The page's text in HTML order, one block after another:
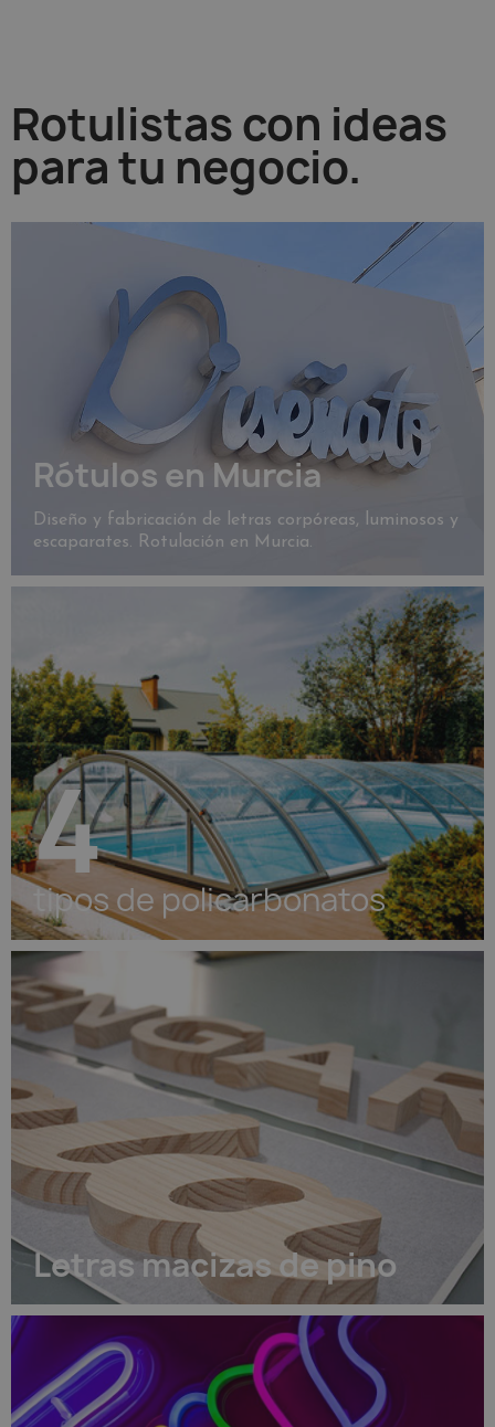
Rotulistas con ideas
para tu negocio.
Rótulos en Murcia
Diseño y fabricación de letras corpóreas, luminosos y
escaparates. Rotulación en Murcia.
4
tipos de policarbonatos
Letras macizas de pino